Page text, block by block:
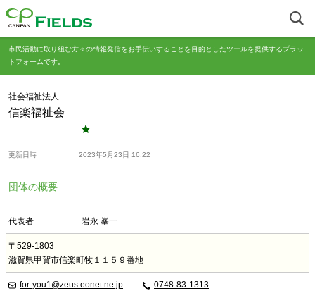
市民活動に取り組む方々の情報発信をお手伝いすることを目的としたツールを提供するプラッ
トフォームです。
社会福祉法人
信楽福祉会
更新日時 2023年5月23日 16:22
団体の概要
代表者 岩永 峯一
〒529-1803
滋賀県甲賀市信楽町牧１１５９番地
for-you1@zeus.eonet.ne.jp 0748-83-1313